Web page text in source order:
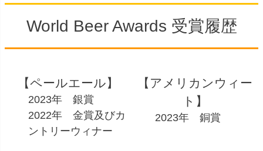
World Beer Awards 受賞履歴
【ペールエール】
2023年 銀賞
2022年 金賞及びカ
ントリーウィナー
【アメリカンウィー
ト】
2023年 銅賞